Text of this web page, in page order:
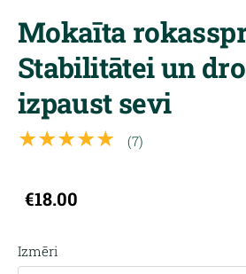
Mokaīta
Stabilitātei un
izpaust sevi
★★★★★ (7)
€18.00
Izmēri